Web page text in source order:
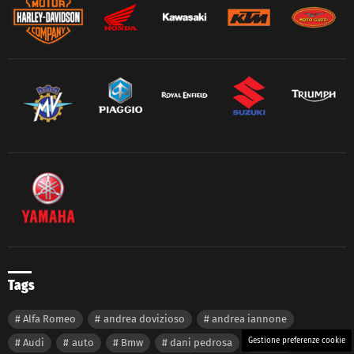
Tags
Alfa Romeo andrea dovizioso
andrea iannone
Audi
auto Bmw dani pedrosa Ducati
Gestione preferenze cookie